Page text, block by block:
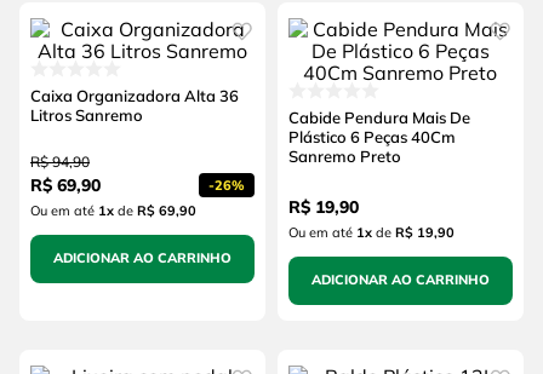
Caixa Organizadora Alta 36
Litros Sanremo
R$ 94,90
R$ 69,90 -26%
Ou em até 1xde R$ 69,90
ADICIONAR AO CARRINHO
Cabide Pendura Mais De
Plástico 6 Peças 40Cm
Sanremo Preto
R$ 19,90
Ou em até 1xde R$ 19,90
ADICIONAR AO CARRINHO